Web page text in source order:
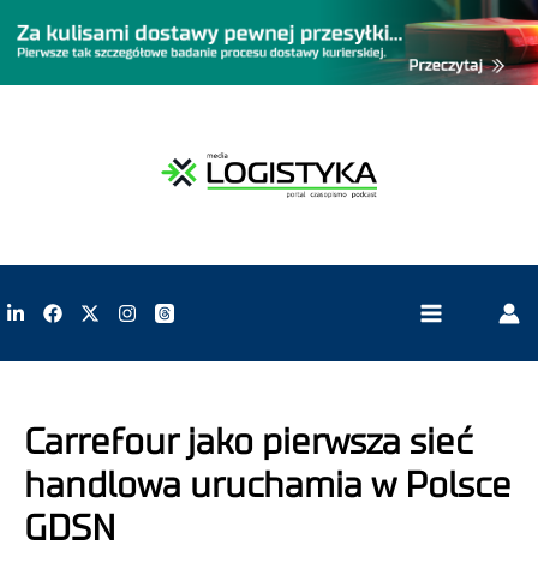
Carrefour jako pierwsza sieć
handlowa uruchamia w Polsce
GDSN